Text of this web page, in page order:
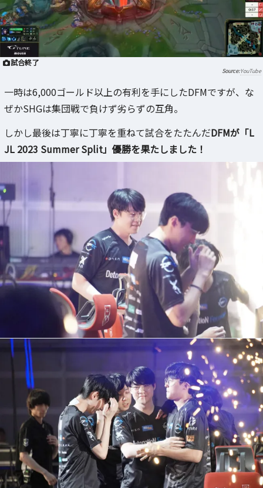
試合終了
YouTube
一時は6,000ゴールド以上の有利を手にしたDFMですが、な
ぜかSHGは集団戦で負けず劣らずの互角。
しかし最後は丁寧に丁寧を重ねて試合をたたんだDFMが「L
JL 2023 Summer Split」優勝を果たしました！